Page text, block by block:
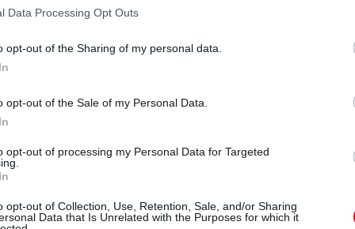
Data Processing Opt Outs
opt-out of the Sharing of my personal data.
opt-out of the Sale of my Personal Data.
opt-out of processing my Personal Data for Targeted
opt-out of Collection, Use, Retention, Sale, and/or Sharing
Data that Is Unrelated with the Purposes for which it
legutolsó versenyen: Bütösi Balázs kiesett
szakaszt megnyert, így az újonc helyett
magyar bajnoka.
rajthoz, lényegében el is dőlt a Hankook
javára – Csuti Kristóf volt
megnyerte.
Kupa -1600), Szabó Csanád (Magyar Kupa
(Astra Kupa), Kaldenekker Norbert Attila